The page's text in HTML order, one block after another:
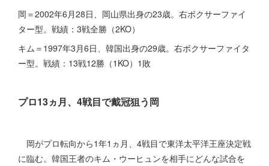
岡＝2002年6月28日、岡山県出身の23歳。右ボクサーファイ
ター型。戦績：3戦全勝（2KO）
キム＝1997年3月6日、韓国出身の29歳。右ボクサーファイタ
ー型。戦績：13戦12勝（1KO）1敗
プロ13ヵ月、4戦目で戴冠狙う岡
岡がプロ転向から1年1ヵ月、4戦目で東洋太平洋王座決定戦
に臨む。韓国王者のキム・ウーヒュンを相手にどんな試合を